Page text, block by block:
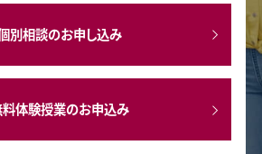
別相談のお申し込み
体験授業のお申込み